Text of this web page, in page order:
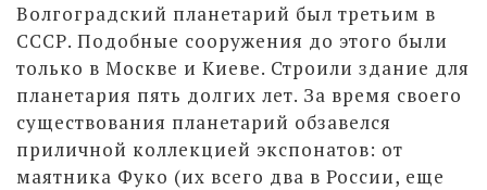
Волгоградский планетарий был третьим в
СССР. Подобные сооружения до этого были
только в Москве и Киеве. Строили здание для
планетария пять долгих лет. За время своего
существования планетарий обзавелся
приличной коллекцией экспонатов: от
маятника Фуко (их всего два в России, еще